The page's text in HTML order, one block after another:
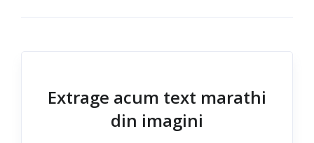
Extrage acum text marathi
din imagini